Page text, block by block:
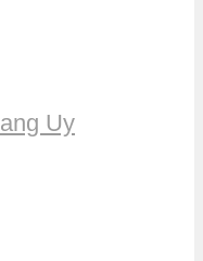
Uy